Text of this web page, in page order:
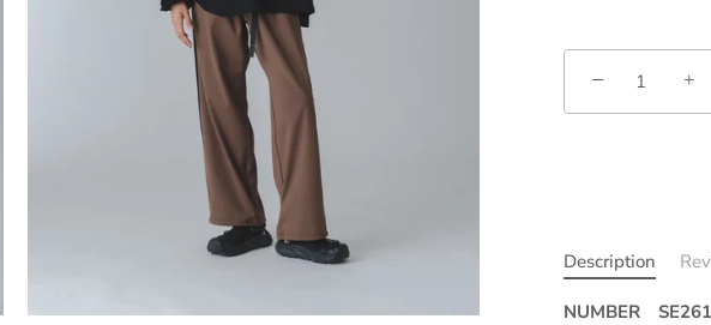
− +
Description
NUMBER